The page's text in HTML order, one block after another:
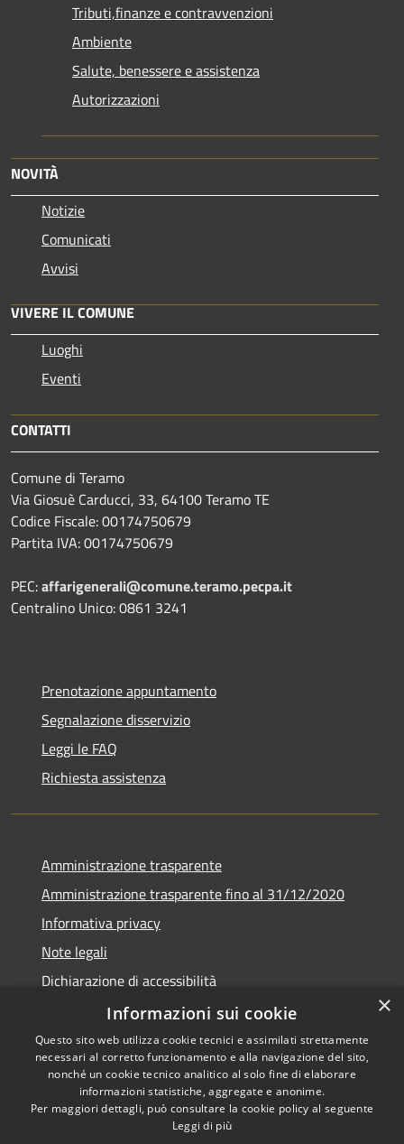
Tributi,finanze e contravvenzioni
Ambiente
Salute, benessere e assistenza
Autorizzazioni
NOVITÀ
Notizie
Comunicati
Avvisi
VIVERE IL COMUNE
Luoghi
Eventi
CONTATTI
Comune di Teramo
Via Giosuè Carducci, 33, 64100 Teramo TE
Codice Fiscale: 00174750679
Partita IVA: 00174750679
PEC:affarigenerali@comune.teramo.pecpa.it
Centralino Unico: 0861 3241
Prenotazione appuntamento
Segnalazione disservizio
Leggi le FAQ
Richiesta assistenza
Amministrazione trasparente
Amministrazione trasparente fino al 31/12/2020
Informativa privacy
Note legali
Dichiarazione di accessibilità
Accessibilità
Privacy
Copyright © 2026 • Comune di
Teramo • Powered by
Municipium• Accesso
×
Informazioni sui cookie
Questo sito web utilizza cookie tecnici e assimilati strettamente
necessari al corretto funzionamento e alla navigazione del sito,
nonché un cookie tecnico analitico al solo fine di elaborare
informazioni statistiche, aggregate e anonime.
Per maggiori dettagli, può consultare la cookie policy al seguente
Leggi di più